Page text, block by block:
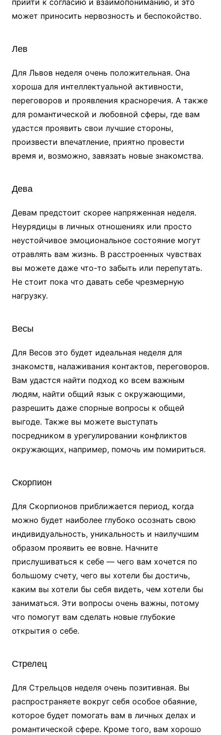
прийти к согласию и взаимопониманию, и это
может приносить нервозность и беспокойство.
Лев
Для Львов неделя очень положительная. Она
хороша для интеллектуальной активности,
переговоров и проявления красноречия. А также
для романтической и любовной сферы, где вам
удастся проявить свои лучшие стороны,
произвести впечатление, приятно провести
время и, возможно, завязать новые знакомства.
Дева
Девам предстоит скорее напряженная неделя.
Неурядицы в личных отношениях или просто
неустойчивое эмоциональное состояние могут
отравлять вам жизнь. В расстроенных чувствах
вы можете даже что-то забыть или перепутать.
Не стоит пока что давать себе чрезмерную
нагрузку.
Весы
Для Весов это будет идеальная неделя для
знакомств, налаживания контактов, переговоров.
Вам удастся найти подход ко всем важным
людям, найти общий язык с окружающими,
разрешить даже спорные вопросы к общей
выгоде. Также вы можете выступать
посредником в урегулировании конфликтов
окружающих, например, помочь им помириться.
Скорпион
Для Скорпионов приближается период, когда
можно будет наиболее глубоко осознать свою
индивидуальность, уникальность и наилучшим
образом проявить ее вовне. Начните
прислушиваться к себе — чего вам хочется по
большому счету, чего вы хотели бы достичь,
каким вы хотели бы себя видеть, чем хотели бы
заниматься. Эти вопросы очень важны, потому
что помогут вам сделать новые глубокие
открытия о себе.
Стрелец
Для Стрельцов неделя очень позитивная. Вы
распространяете вокруг себя особое обаяние,
которое будет помогать вам в личных делах и
романтической сфере. Кроме того, вам хорошо